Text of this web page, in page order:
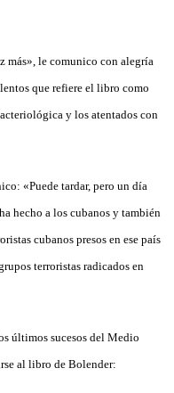
más», le comunico con alegría
que refiere el libro como
y los atentados con
«Puede tardar, pero un día
hecho a los cubanos y también
cubanos presos en ese país
terroristas radicados en
últimos sucesos del Medio
al libro de Bolender: